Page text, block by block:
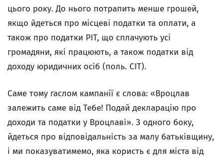
цього року. До нього потрапить менше грошей,
якщо йдеться про місцеві податки та оплати, а
також про податки PIT, що сплачують усі
громадяни, які працюють, а також податки від
доходу юридичних осіб (поль. CIT).
Саме тому гаслом кампанії є слова: «Вроцлав
залежить саме від Тебе! Подай декларацію про
доходи та податки у Вроцлаві». З одного боку,
йдеться про відповідальність за малу батьківщину,
і ми показуватимемо, яка користь є для міста від